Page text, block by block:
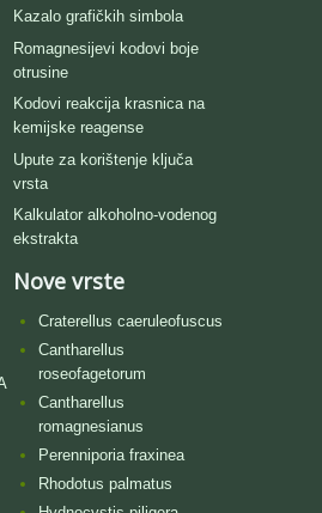
Kazalo grafičkih simbola
Romagnesijevi kodovi boje
otrusine
Kodovi reakcija krasnica na
kemijske reagense
Upute za korištenje ključa
vrsta
Kalkulator alkoholno-vodenog
ekstrakta
Nove vrste
Craterellus caeruleofuscus
Cantharellus
roseofagetorum
Cantharellus
romagnesianus
Perenniporia fraxinea
Rhodotus palmatus